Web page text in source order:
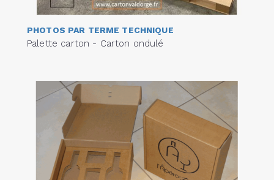
PHOTOS PAR TERME TECHNIQUE
Palette carton - Carton ondulé